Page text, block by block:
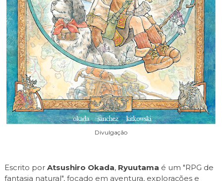
Divulgação
Escrito por Atsushiro Okada, Ryuutama é um "RPG de
fantasia natural", focado em aventura, explorações e